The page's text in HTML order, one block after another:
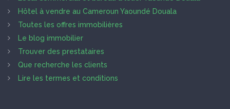
Hôtel à vendre au Cameroun Yaoundé Douala
Toutes les offres immobilières
Le blog immobilier
Trouver des prestataires
Que recherche les clients
Lire les termes et conditions